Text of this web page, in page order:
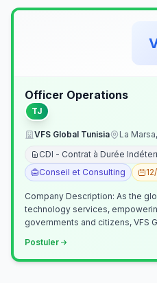
Officer Operations
TJ
VFS Global Tunisia
La
CDI - Contrat à Durée
Conseil et Consulting
Company Description: As the global leader in trusted
technology services,
governments and citizens, VFS
Postuler